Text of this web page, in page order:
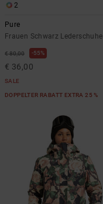
2
Pure
Frauen Schwarz Lederschuhe
€ 80,00 55%
€ 36,00
SALE
DOPPELTER RABATT EXTRA 25 %